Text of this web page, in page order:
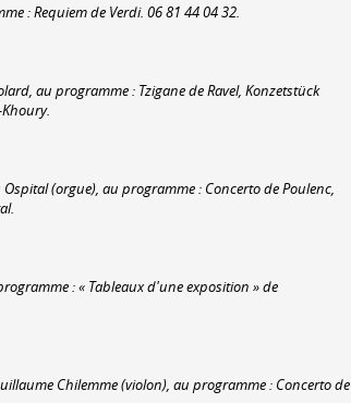
: Requiem de Verdi. 06 81 44 04 32.
au programme : Tzigane de Ravel, Konzetstück
(orgue), au programme : Concerto de Poulenc,
: « Tableaux d'une exposition » de
Chilemme (violon), au programme : Concerto de